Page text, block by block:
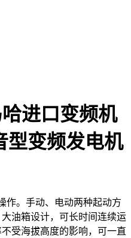
进口变频机
型变频发电机
作。手动、电动两种起动方
油箱设计，可长时间连续运
受海拔高度的影响，可一直